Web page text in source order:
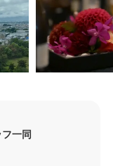
一同